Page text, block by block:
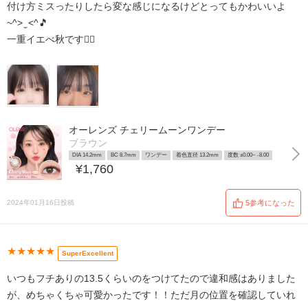
付け方ミスったりしたら変な感じになるけどとってもかわいいよ
~^> ̫ <^🎵
一重イエべ秋です✊🏻
オーレンズ チェリームーンワンデー
ブラウン
DIA 14.2mm BC 8.7mm ワンデー 着色直径 13.2mm 度数 ±0.00~ -8.00
¥1,760
2024年01月16日投稿 5参考になった
★★★★★ SuperExcellent
いつもフチありの13.5くらいのをつけてたので違和感はありました
が、めちゃくちゃ可愛かったです！！ただ月の位置を確認していれ